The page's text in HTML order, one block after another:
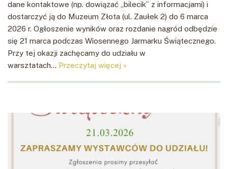
dane kontaktowe (np. dowiązać „bilecik” z informacjami) i
dostarczyć ją do Muzeum Złota (ul. Zaułek 2) do 6 marca
2026 r. Ogłoszenie wyników oraz rozdanie nagród odbędzie
się 21 marca podczas Wiosennego Jarmarku Świątecznego.
Przy tej okazji zachęcamy do udziału w
warsztatach… Przeczytaj więcej »